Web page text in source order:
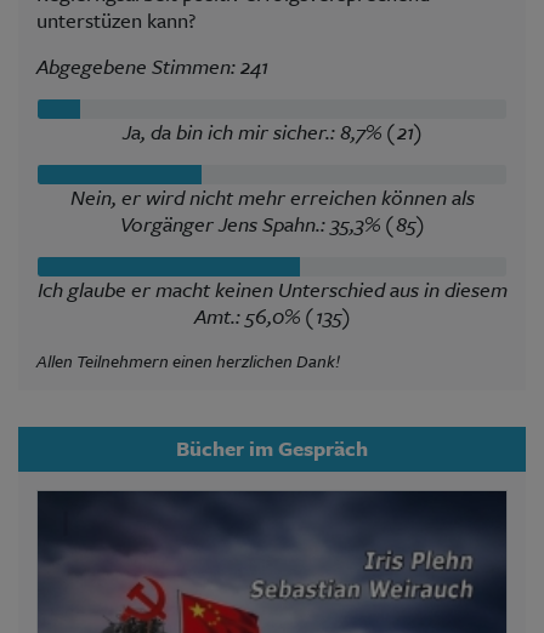
unterstüzen kann?
Abgegebene Stimmen: 241
Ja, da bin ich mir sicher.: 8,7% (21)
Nein, er wird nicht mehr erreichen können als
Vorgänger Jens Spahn.: 35,3% (85)
Ich glaube er macht keinen Unterschied aus in diesem
Amt.: 56,0% (135)
Allen Teilnehmern einen herzlichen Dank!
Bücher im Gespräch